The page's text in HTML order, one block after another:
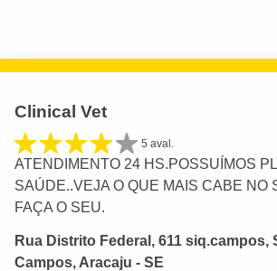
Clinical Vet
5 aval.
ATENDIMENTO 24 HS.POSSUÍMOS
SAÚDE..VEJA O QUE MAIS CABE NO
FAÇA O SEU.
Rua Distrito Federal, 611 siq.campos,
Campos, Aracaju - SE